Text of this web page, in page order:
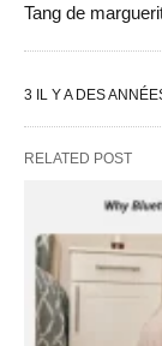
Tang de
3 IL Y A DES
RELATED POST